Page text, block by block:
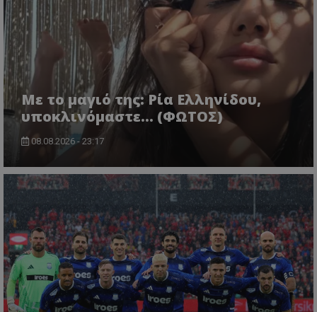
Με το μαγιό της: Ρία Ελληνίδου,
υποκλινόμαστε… (ΦΩΤΟΣ)
08.08.2026 - 23:17